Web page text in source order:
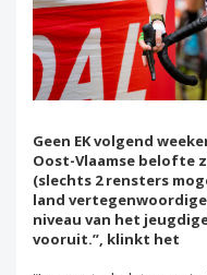
Geen EK volgend
Oost-Vlaamse belofte
(slechts 2 rensters
land
niveau van het
vooruit.”, klinkt het